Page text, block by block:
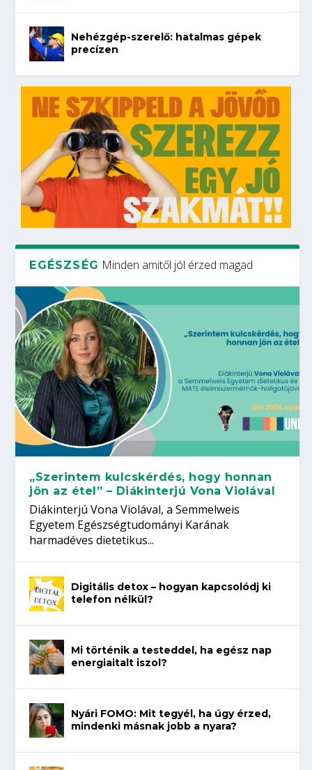
Nehézgép-szerelő: hatalmas gépek
precízen
EGÉSZSÉG Minden amitől jól érzed magad
„Szerintem kulcskérdés, hogy honnan
jön az étel” – Diákinterjú Vona Violával
Diákinterjú Vona Violával, a Semmelweis
Egyetem Egészségtudományi Karának
harmadéves dietetikus...
Digitális detox – hogyan kapcsolódj ki
telefon nélkül?
Mi történik a testeddel, ha egész nap
energiaitalt iszol?
Nyári FOMO: Mit tegyél, ha úgy érzed,
mindenki másnak jobb a nyara?